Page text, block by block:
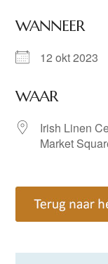
WANNEER
12 okt 2023
WAAR
Irish Linen
Market